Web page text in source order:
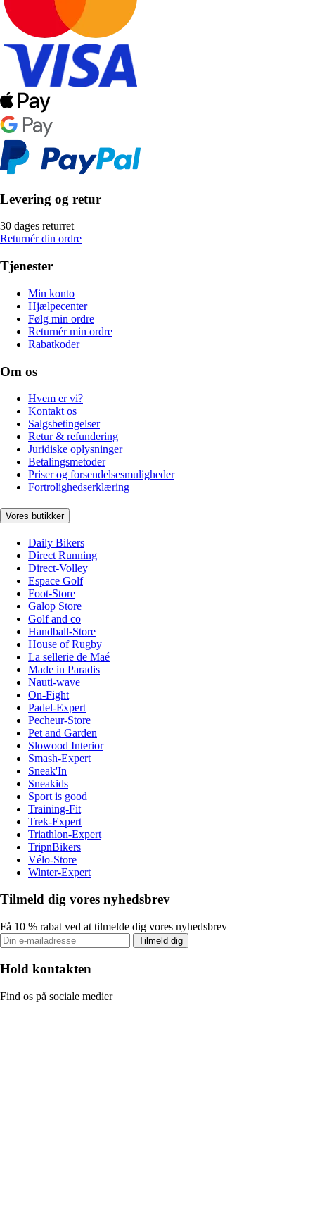
Levering og retur
30 dages returret
Returnér din ordre
Tjenester
Min konto
Hjælpecenter
Følg min ordre
Returnér min ordre
Rabatkoder
Om os
Hvem er vi?
Kontakt os
Salgsbetingelser
Retur & refundering
Juridiske oplysninger
Betalingsmetoder
Priser og forsendelsesmuligheder
Fortrolighedserklæring
Vores butikker
Daily Bikers
Direct Running
Direct-Volley
Espace Golf
Foot-Store
Galop Store
Golf and co
Handball-Store
House of Rugby
La sellerie de Maé
Made in Paradis
Nauti-wave
On-Fight
Padel-Expert
Pecheur-Store
Pet and Garden
Slowood Interior
Smash-Expert
Sneak'In
Sneakids
Sport is good
Training-Fit
Trek-Expert
Triathlon-Expert
TripnBikers
Vélo-Store
Winter-Expert
Tilmeld dig vores nyhedsbrev
Få 10 % rabat ved at tilmelde dig vores nyhedsbrev
Tilmeld dig
Hold kontakten
Find os på sociale medier